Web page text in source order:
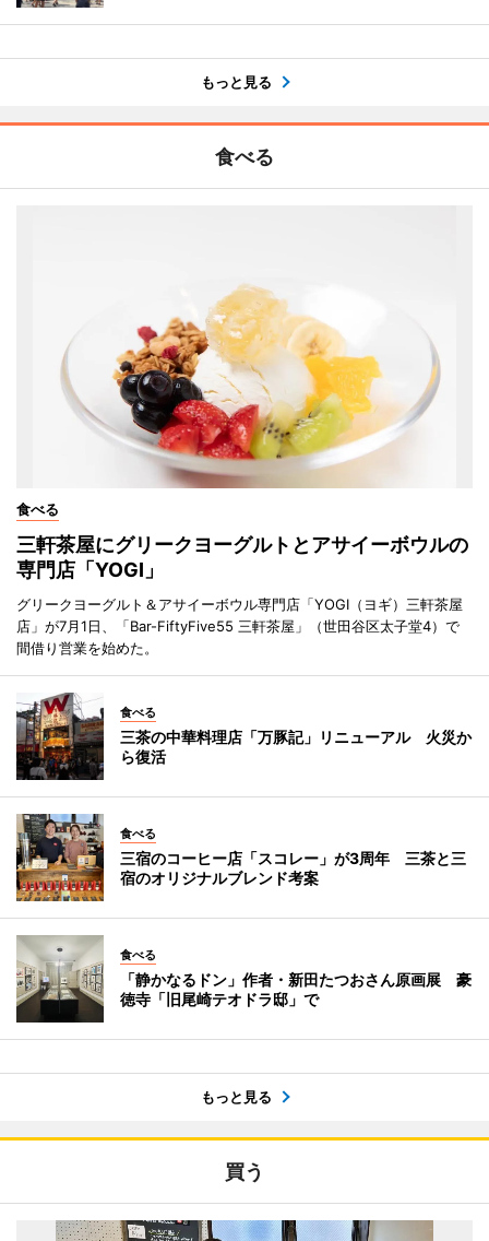
もっと見る
食べる
食べる
三軒茶屋にグリークヨーグルトとアサイーボウルの
専門店「YOGI」
グリークヨーグルト＆アサイーボウル専門店「YOGI（ヨギ）三軒茶屋
店」が7月1日、「Bar-FiftyFive55 三軒茶屋」（世田谷区太子堂4）で
間借り営業を始めた。
食べる
三茶の中華料理店「万豚記」リニューアル 火災か
ら復活
食べる
三宿のコーヒー店「スコレー」が3周年 三茶と三
宿のオリジナルブレンド考案
食べる
「静かなるドン」作者・新田たつおさん原画展 豪
徳寺「旧尾崎テオドラ邸」で
もっと見る
買う